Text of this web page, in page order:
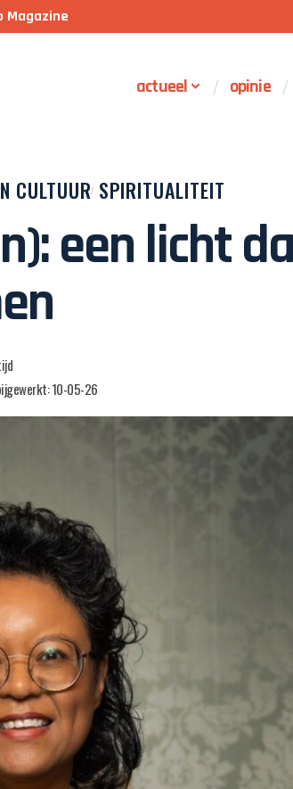
Magazine
actueel opinie
CULTUUR SPIRITUALITEIT
een licht
10-05-26